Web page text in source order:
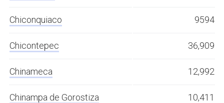
Chiconquiaco 9594
Chicontepec 36,909
Chinameca 12,992
Chinampa de Gorostiza 10,411